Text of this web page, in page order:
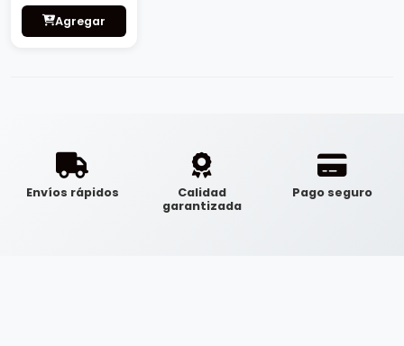
Agregar
Envíos rápidos
Calidad
garantizada
Pago seguro